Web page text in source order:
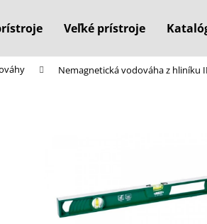
Veľké prístroje
Nemagnetická vodováha z hliníku
Čo potrebujete nájsť?
Odporúčame